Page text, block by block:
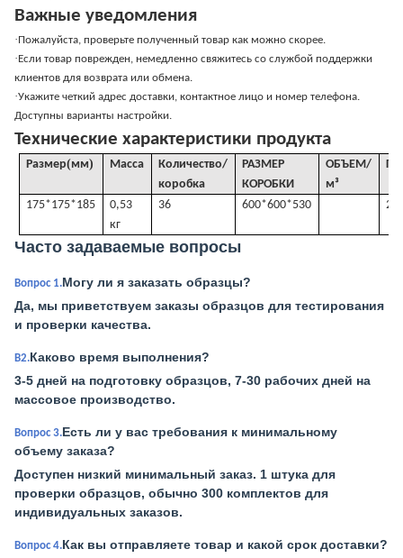
Важные уведомления
·Пожалуйста, проверьте полученный товар как можно скорее.
·Если товар поврежден, немедленно свяжитесь со службой поддержки
клиентов для возврата или обмена.
·Укажите четкий адрес доставки, контактное лицо и номер телефона.
Доступны варианты настройки.
Технические характеристики продукта
Размер(мм) Масса
Количество/
коробка
РАЗМЕР
КОРОБКИ
ОБЪЕМ/
м³
Г
175*175*185
0,53
кг
36 600*600*530 21
Часто задаваемые вопросы
Вопрос 1.Могу ли я заказать образцы?
Да, мы приветствуем заказы образцов для тестирования
и проверки качества.
В2.Каково время выполнения?
3-5 дней на подготовку образцов, 7-30 рабочих дней на
массовое производство.
Вопрос 3.Есть ли у вас требования к минимальному
объему заказа?
Доступен низкий минимальный заказ. 1 штука для
проверки образцов, обычно 300 комплектов для
индивидуальных заказов.
Вопрос 4.Как вы отправляете товар и какой срок доставки?